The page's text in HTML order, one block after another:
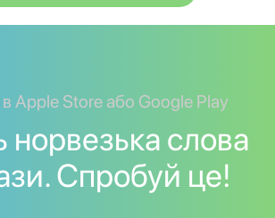
Apple Store або Google Play
норвезька слова
Спробуй це!